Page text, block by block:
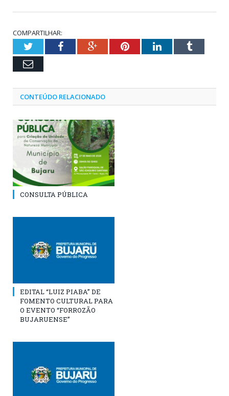
COMPARTILHAR:
TwitterFacebookGoogle+PinterestLinkedInTumblr
Email
CONTEÚDO RELACIONADO
CONSULTA PÚBLICA
EDITAL “LUIZ PIABA” DE
FOMENTO CULTURAL PARA
O EVENTO “FORROZÃO
BUJARUENSE”